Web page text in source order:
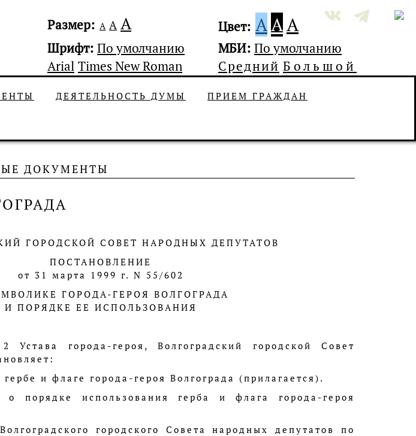
Размер: А А А Цвет: AAA
Шрифт: По умолчанию
Arial Times New Roman
МБИ: По умолчанию
Средний Большой
ДЕЯТЕЛЬНОСТЬ ДУМЫ ПРИЕМ ГРАЖДАН
ДОКУМЕНТЫ
ГОРОДСКОЙ СОВЕТ НАРОДНЫХ ДЕПУТАТОВ
ПОСТАНОВЛЕНИЕ
от 31 марта 1999 г. N 55/602
ГОРОДА-ГЕРОЯ ВОЛГОГРАДА
И ПОРЯДКЕ ЕЕ ИСПОЛЬЗОВАНИЯ
Устава города-героя, Волгоградский городской Совет
и флаге города-героя Волгограда (прилагается).
порядке использования герба и флага города-героя
городского Совета народных депутатов по